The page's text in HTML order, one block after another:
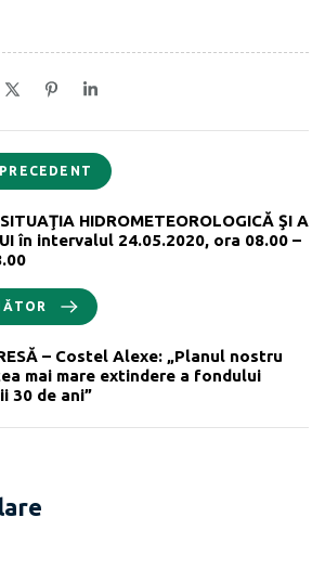
HIDROMETEOROLOGICĂ ŞI A
în intervalul 24.05.2020, ora 08.00 –
– Costel Alexe: „Planul nostru
mai mare extindere a fondului
30 de ani”